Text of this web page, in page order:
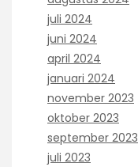
juli 2024
juni 2024
april 2024
januari 2024
november 2023
oktober 2023
september 2023
juli 2023